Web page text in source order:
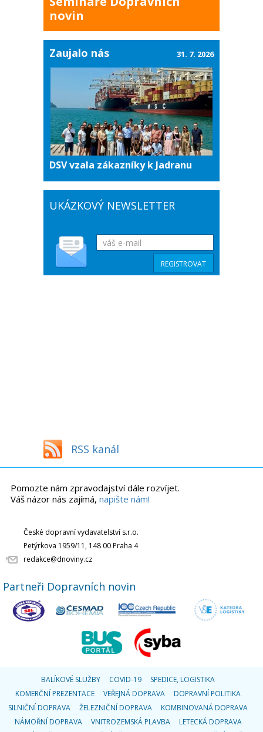
novin
Zaujalo nás
DSV vzala zákazníky k Jadranu
31. 7. 2026
UKÁZKOVÝ NEWSLETTER
RSS kanál
Pomozte nám zpravodajství dále rozvíjet.
Váš názor nás zajímá, napište nám!
České dopravní vydavatelství s.r.o.
Petýrkova 1959/11, 148 00 Praha 4
redakce@dnoviny.cz
Partneři Dopravních novin
BALÍKOVÉ SLUŽBY COVID-19
SPEDICE, LOGISTIKA
KOMERČNÍ PREZENTACE
VEŘEJNÁ DOPRAVA
DOPRAVNÍ POLITIKA
SILNIČNÍ DOPRAVA
ŽELEZNIČNÍ DOPRAVA
KOMBINOVANÁ DOPRAVA
NÁMOŘNÍ DOPRAVA
VNITROZEMSKÁ PLAVBA
LETECKÁ DOPRAVA